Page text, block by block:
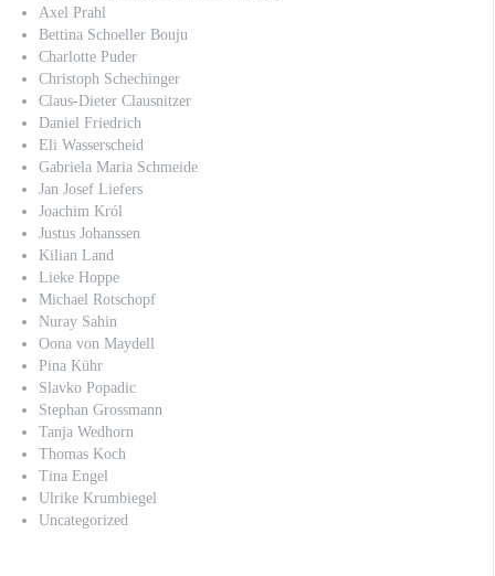
Axel Prahl
Bettina Schoeller Bouju
Charlotte Puder
Christoph Schechinger
Claus-Dieter Clausnitzer
Daniel Friedrich
Eli Wasserscheid
Gabriela Maria Schmeide
Jan Josef Liefers
Joachim Król
Justus Johanssen
Kilian Land
Lieke Hoppe
Michael Rotschopf
Nuray Sahin
Oona von Maydell
Pina Kühr
Slavko Popadic
Stephan Grossmann
Tanja Wedhorn
Thomas Koch
Tina Engel
Ulrike Krumbiegel
Uncategorized